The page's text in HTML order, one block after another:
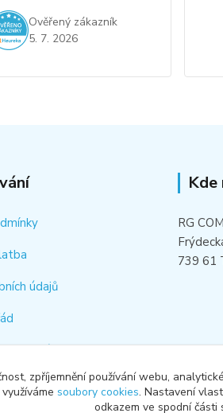
Ověřený zákazník
5. 7. 2026
údajů
náhradní díl
smlouvy
Kde
RG
739 61
zpříjemnění používání webu,
soubory cookies. Nastavení
odkazem ve spodní části